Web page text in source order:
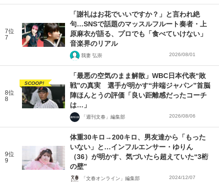
7位
7
「謝礼はお花でいいですか？」と言われ絶
句…SNSで話題のマッスルフルート奏者・上
原麻衣が語る、プロでも「食べていけない」
音楽界のリアル
我妻 弘崇 2026/08/01
8位
8
SCOOP!
「最悪の空気のまま解散」WBC日本代表“敗
戦”の真実 選手が明かす“井端ジャパン”首脳
陣ほんとうの評価「良い距離感だったコーチ
は…」
「週刊文春」編集部 2026/08/06
9位
9
体重30キロ→200キロ、男友達から「もった
いない」と…インフルエンサー・ゆりん
（36）が明かす、気づいたら超えていた“3桁
の壁”
「文春オンライン」編集部 2024/12/07